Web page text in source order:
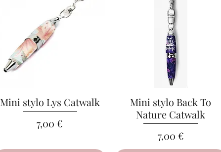
Visualização rápida
Mini stylo Lys Catwalk
Preço
7,00 €
Visualização rápida
Mini stylo Back To
Nature Catwalk
Preço
7,00 €